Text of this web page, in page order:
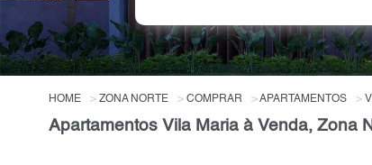
HOME ZONA NORTE COMPRAR APARTAMENTOS
Apartamentos Vila Maria à Venda, Zona